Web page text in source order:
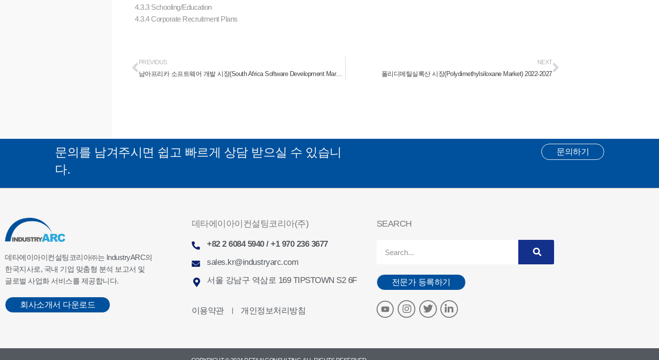
4.3.3 Schooling/Education
4.3.4 Corporate Recruitment Plans
PREVIOUS
남아프리카 소프트웨어 개발 시장(South Africa Software Development Market) 2023-2028
NEXT
폴리디메틸실록산 시장(Polydimethylsiloxane Market) 2022-2027
문의를 남겨주시면 쉽고 빠르게 상담 받으실 수 있습니
다.
문의하기
데타에이아이컨설팅코리아㈜는 IndustryARC의
한국지사로, 국내 기업 맞춤형 분석 보고서 및
글로벌 사업화 서비스를 제공합니다.
회사소개서 다운로드
데타에이아이컨설팅코리아(주)
+82 2 6084 5940 / +1 970 236 3677
sales.kr@industryarc.com
서울 강남구 역삼로 169 TIPSTOWN S2 6F
이용약관 ㅣ 개인정보처리방침
SEARCH
전문가 등록하기